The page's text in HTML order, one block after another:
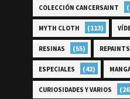
COLECCIÓN CANCERSAINT
MYTH CLOTH (113)
RESINAS (55)
ESPECIALES (42)
CURIOSIDADES Y VARIOS